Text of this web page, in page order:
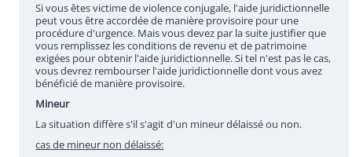
Si vous êtes victime de violence conjugale, l'aide juridictionnelle
peut vous être accordée de manière provisoire pour une
procédure d'urgence. Mais vous devez par la suite justifier que
vous remplissez les conditions de revenu et de patrimoine
exigées pour obtenir l'aide juridictionnelle. Si tel n'est pas le cas,
vous devrez rembourser l'aide juridictionnelle dont vous avez
bénéficié de manière provisoire.
Mineur
La situation diffère s'il s'agit d'un mineur délaissé ou non.
cas de mineur non délaissé: